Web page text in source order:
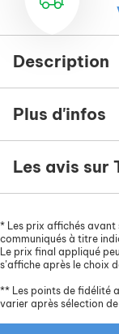
Description
Plus d'infos
Les avis sur
* Les prix affichés avant
communiqués à titre
Le prix final appliqué
s’affiche après le choix
** Les points de fidélité
varier après sélection